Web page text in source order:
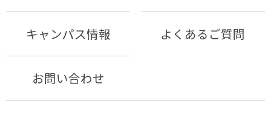
キャンパス情報 よくあるご質問
お問い合わせ